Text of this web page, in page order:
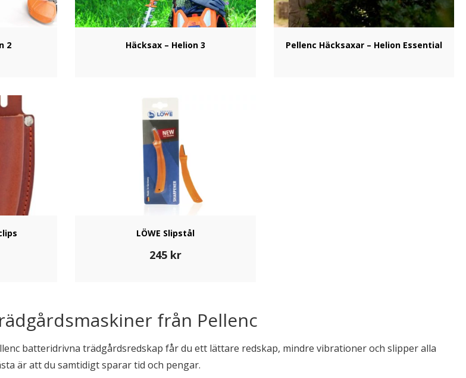
2 Häcksax – Helion 3 Pellenc Häcksaxar – Helion Essential
LÖWE Slipstål
245 kr
från Pellenc
batteridrivna trädgårdsredskap får du ett lättare redskap, mindre vibrationer och slipper alla
är att du samtidigt sparar tid och pengar.